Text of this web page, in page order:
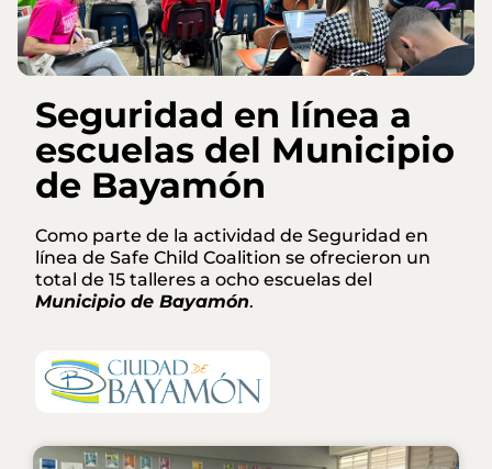
Seguridad en línea a
escuelas del Municipio
de Bayamón
Como parte de la actividad de Seguridad en
línea de Safe Child Coalition se ofrecieron un
total de 15 talleres a ocho escuelas del
Municipio de Bayamón.